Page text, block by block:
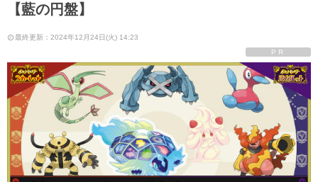
【藍の円盤】
最終更新：2024年12月24日(火) 14:23
PR